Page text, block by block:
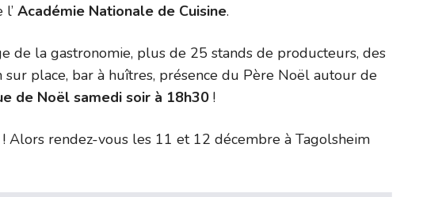
Académie Nationale de Cuisine.
de la gastronomie, plus de 25 stands de producteurs, des
place, bar à huîtres, présence du Père Noël autour de
de Noël samedi soir à 18h30 !
Alors rendez-vous les 11 et 12 décembre à Tagolsheim